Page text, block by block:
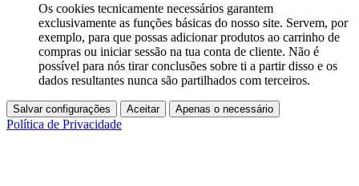
Os cookies tecnicamente necessários garantem
exclusivamente as funções básicas do nosso site. Servem, por
exemplo, para que possas adicionar produtos ao carrinho de
compras ou iniciar sessão na tua conta de cliente. Não é
possível para nós tirar conclusões sobre ti a partir disso e os
dados resultantes nunca são partilhados com terceiros.
Salvar configurações Aceitar Apenas o necessário
Política de Privacidade